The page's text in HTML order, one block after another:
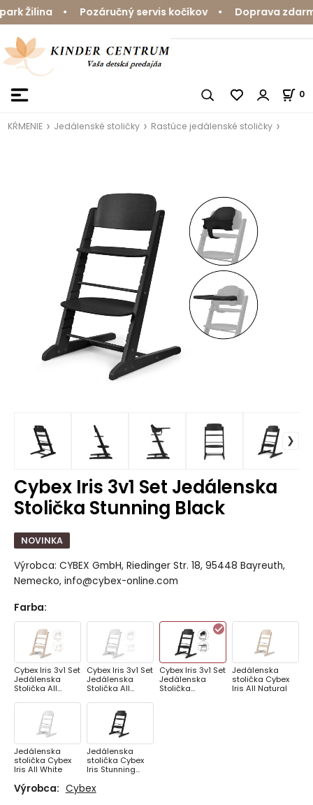
Žilina • Pozáručný servis kočíkov • Doprava
0
KŔMENIE Jedálenské stoličky Rastúce jedálenské stoličky
Cybex Iris 3v1 Set Jedálenska
Stolička Stunning Black
NOVINKA
Výrobca: CYBEX GmbH, Riedinger Str. 18, 95448 Bayreuth,
Nemecko, info@cybex-online.com
Farba:
Cybex Iris 3v1 Set
Jedálenska
Stolička All
Cybex Iris 3v1 Set
Jedálenska
Stolička All
Cybex Iris 3v1 Set
Jedálenska
Stolička
Jedálenska
stolička Cybex
Iris All Natural
Jedálenska
stolička Cybex
Iris All White
Jedálenska
stolička Cybex
Iris Stunning
Výrobca: Cybex